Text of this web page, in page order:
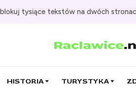
tysiące tekstów na dwóch
HISTORIA TURYSTYKA